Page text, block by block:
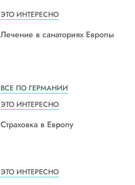
ЭТО ИНТЕРЕСНО
Лечение в санаториях Европы
ВСЕ ПО ГЕРМАНИИ
ЭТО ИНТЕРЕСНО
Страховка в Европу
ЭТО ИНТЕРЕСНО